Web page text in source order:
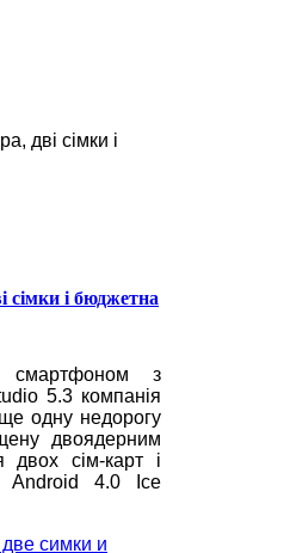
дві сімки і
сімки і бюджетна
смартфоном з
5.3 компанія
одну недорогу
двоядерним
двох сім-карт і
Android 4.0 Ice